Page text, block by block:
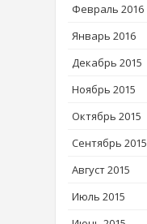
Февраль 2016
Январь 2016
Декабрь 2015
Ноябрь 2015
Октябрь 2015
Сентябрь 2015
Август 2015
Июль 2015